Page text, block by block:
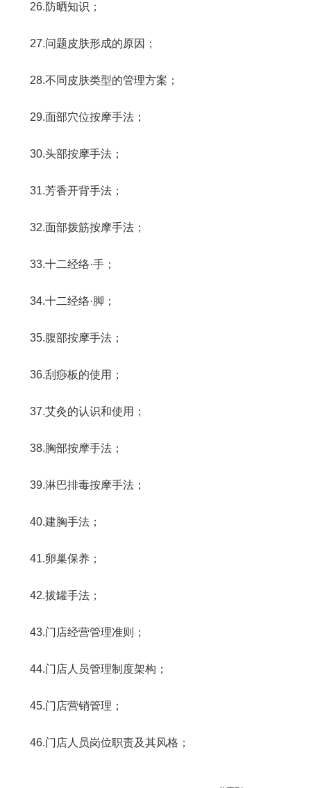
26.防晒知识；
27.问题皮肤形成的原因；
28.不同皮肤类型的管理方案；
29.面部穴位按摩手法；
30.头部按摩手法；
31.芳香开背手法；
32.面部拨筋按摩手法；
33.十二经络·手；
34.十二经络·脚；
35.腹部按摩手法；
36.刮痧板的使用；
37.艾灸的认识和使用；
38.胸部按摩手法；
39.淋巴排毒按摩手法；
40.建胸手法；
41.卵巢保养；
42.拔罐手法；
43.门店经营管理准则；
44.门店人员管理制度架构；
45.门店营销管理；
46.门店人员岗位职责及其风格；